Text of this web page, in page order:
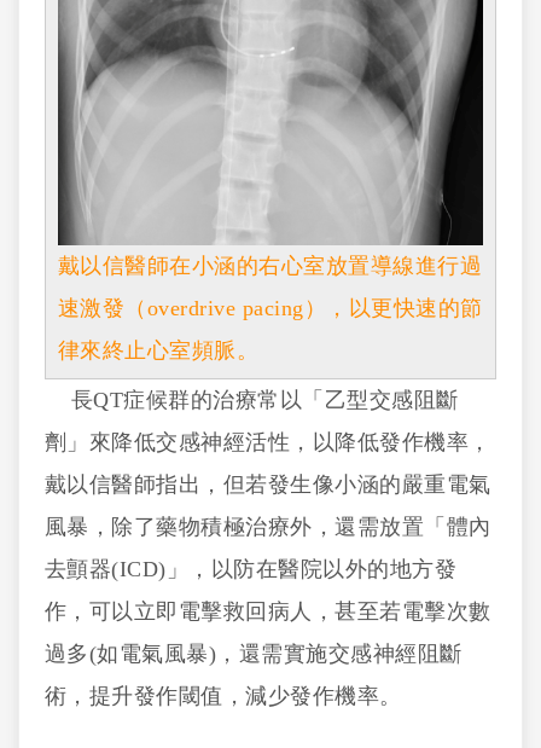
戴以信醫師在小涵的右心室放置導線進行過
速激發（overdrive pacing），以更快速的節
律來終止心室頻脈。
長QT症候群的治療常以「乙型交感阻斷
劑」來降低交感神經活性，以降低發作機率，
戴以信醫師指出，但若發生像小涵的嚴重電氣
風暴，除了藥物積極治療外，還需放置「體內
去顫器(ICD)」，以防在醫院以外的地方發
作，可以立即電擊救回病人，甚至若電擊次數
過多(如電氣風暴)，還需實施交感神經阻斷
術，提升發作閾值，減少發作機率。